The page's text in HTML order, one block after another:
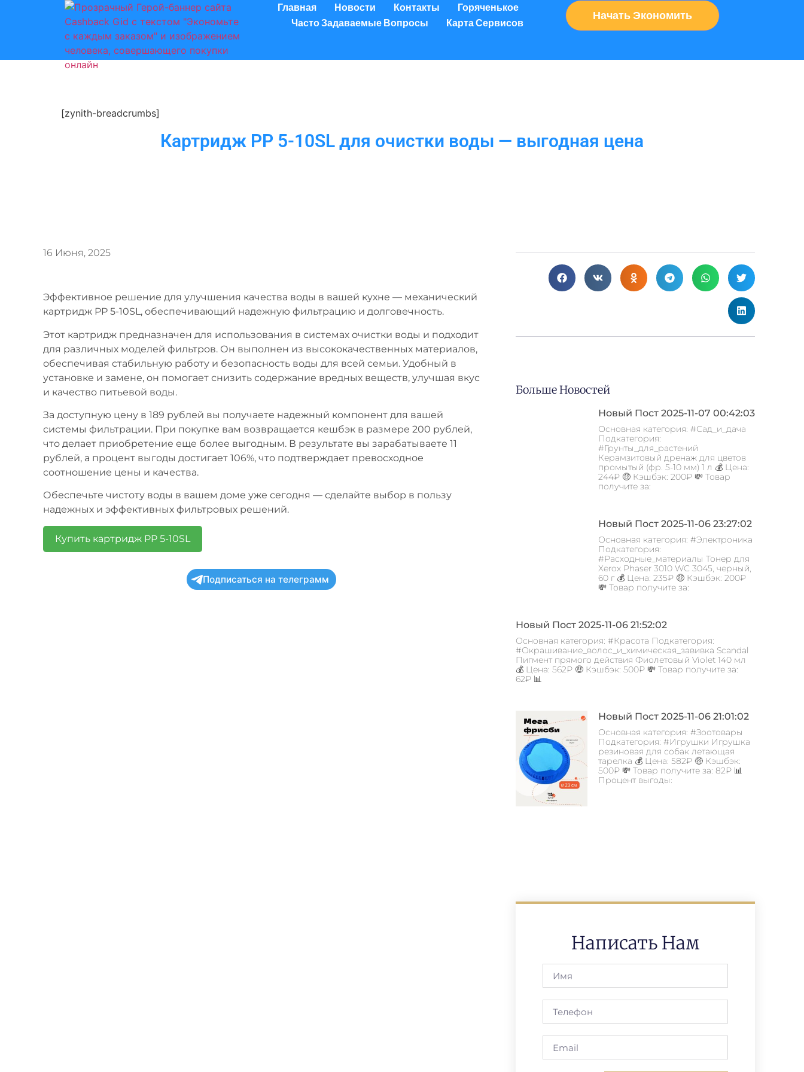
Главная Новости Контакты
Горяченькое
Часто Задаваемые Вопросы
Карта Сервисов
Начать Экономить
[zynith-breadcrumbs]
Картридж PP 5-10SL для очистки воды — выгодная цена
16 Июня, 2025
Эффективное решение для улучшения качества воды в вашей кухне — механический
картридж PP 5-10SL, обеспечивающий надежную фильтрацию и долговечность.
Этот картридж предназначен для использования в системах очистки воды и подходит
для различных моделей фильтров. Он выполнен из высококачественных материалов,
обеспечивая стабильную работу и безопасность воды для всей семьи. Удобный в
установке и замене, он помогает снизить содержание вредных веществ, улучшая вкус
и качество питьевой воды.
За доступную цену в 189 рублей вы получаете надежный компонент для вашей
системы фильтрации. При покупке вам возвращается кешбэк в размере 200 рублей,
что делает приобретение еще более выгодным. В результате вы зарабатываете 11
рублей, а процент выгоды достигает 106%, что подтверждает превосходное
соотношение цены и качества.
Обеспечьте чистоту воды в вашем доме уже сегодня — сделайте выбор в пользу
надежных и эффективных фильтровых решений.
Купить картридж PP 5-10SL
Подписаться на телеграмм
Больше Новостей
Новый Пост 2025-11-07 00:42:03
Основная категория: #Сад_и_дача
Подкатегория:
#Грунты_для_растений
Керамзитовый дренаж для цветов
промытый (фр. 5-10 мм) 1 л 💰 Цена:
244₽ 🤑 Кэшбэк: 200₽ 💸 Товар
получите за:
Новый Пост 2025-11-06 23:27:02
Основная категория: #Электроника
Подкатегория:
#Расходные_материалы Тонер для
Xerox Phaser 3010 WC 3045, черный,
60 г 💰 Цена: 235₽ 🤑 Кэшбэк: 200₽
💸 Товар получите за:
Новый Пост 2025-11-06 21:52:02
Основная категория: #Красота Подкатегория:
#Окрашивание_волос_и_химическая_завивка Scandal
Пигмент прямого действия Фиолетовый Violet 140 мл
💰 Цена: 562₽ 🤑 Кэшбэк: 500₽ 💸 Товар получите за:
62₽ 📊
Новый Пост 2025-11-06 21:01:02
Основная категория: #Зоотовары
Подкатегория: #Игрушки Игрушка
резиновая для собак летающая
тарелка 💰 Цена: 582₽ 🤑 Кэшбэк:
500₽ 💸 Товар получите за: 82₽ 📊
Процент выгоды:
Написать Нам